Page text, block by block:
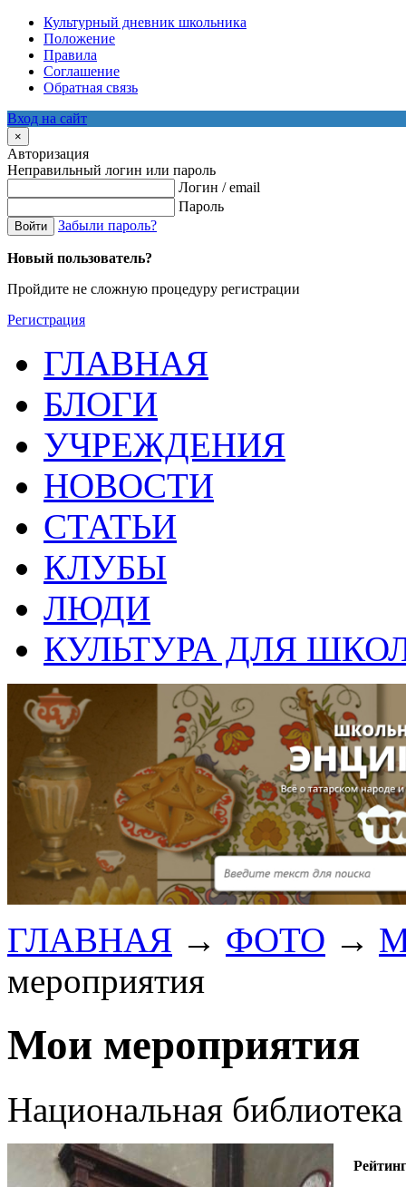
Культурный дневник школьника
Положение
Правила
Соглашение
Обратная связь
Вход на сайт
×
Авторизация
Неправильный логин или пароль
Логин / email
Пароль
Войти Забыли пароль?
Новый пользователь?
Пройдите не сложную процедуру регистрации
Регистрация
ГЛАВНАЯ
БЛОГИ
УЧРЕЖДЕНИЯ
НОВОСТИ
СТАТЬИ
КЛУБЫ
ЛЮДИ
КУЛЬТУРА ДЛЯ
ГЛАВНАЯ → ФОТО →
мероприятия
Мои мероприятия
Национальная